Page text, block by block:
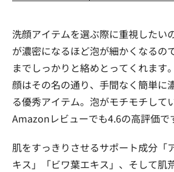
洗顔アイテムを選ぶ際に重視したい
が濃密になるほど泡が細かくなるの
までしっかりと絡めとってくれます
顔はその名の通り、手間なく簡単に
る優秀アイテム。泡がモチモチして
Amazonレビューでも4.6の高評価で
肌をすっきりさせるサポート成分「
キス」「ビワ葉エキス」、そして肌